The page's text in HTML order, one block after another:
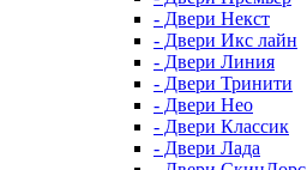
- Двери Некст
- Двери Икс лайн
- Двери Линия
- Двери Тринити
- Двери Нео
- Двери Классик
- Двери Лада